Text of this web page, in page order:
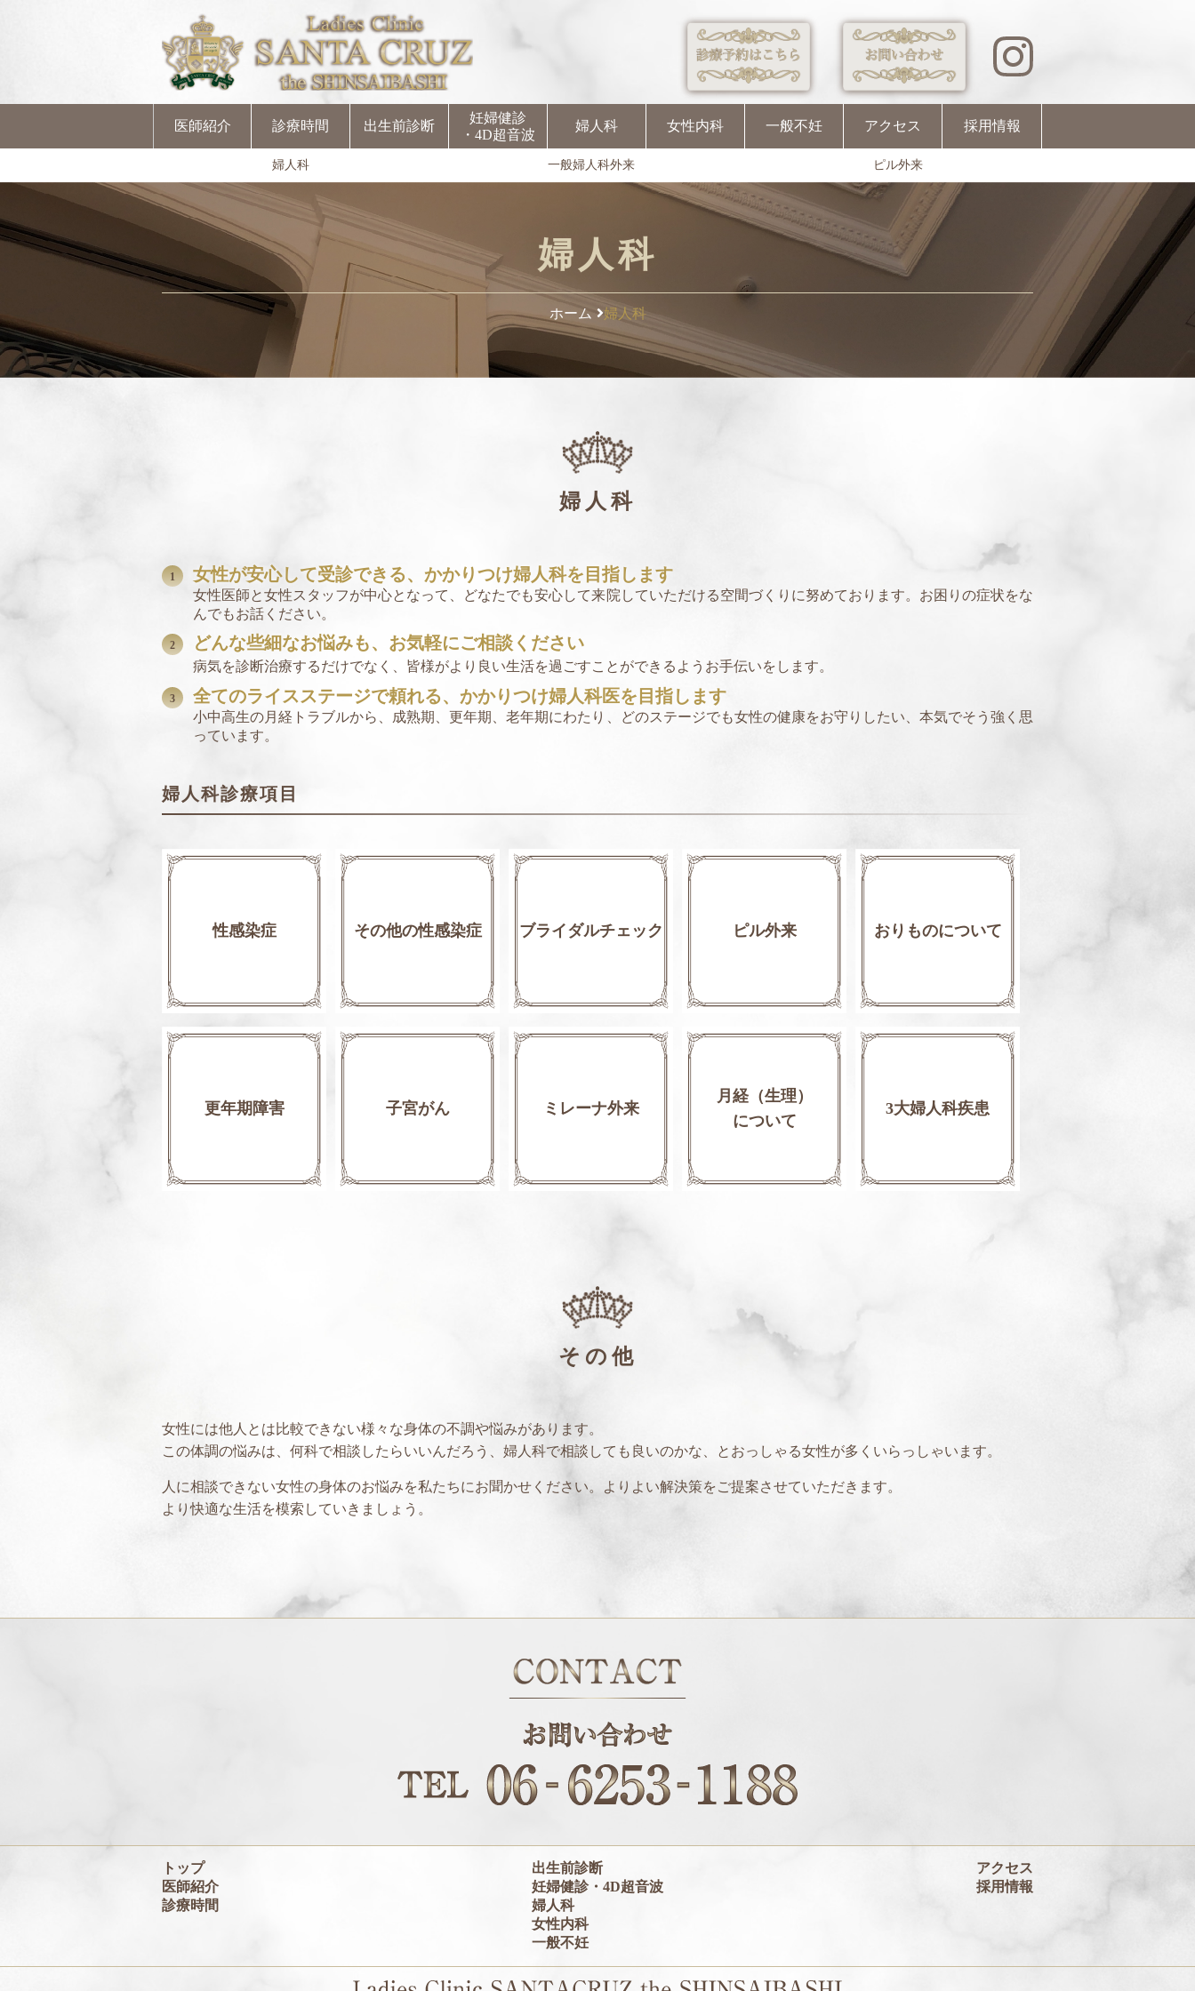
医師紹介 診療時間 出生前診断
妊婦健診
・4D超音波
婦人科 女性内科 一般不妊 アクセス 採用情報
婦人科 一般婦人科外来 ピル外来
婦人科
ホーム 婦人科
婦人科
女性が安心して受診できる、かかりつけ婦人科を目指します
女性医師と女性スタッフが中心となって、どなたでも安心して来院していただける空間づくりに努めております。お困りの症状をな
んでもお話ください。
どんな些細なお悩みも、お気軽にご相談ください
病気を診断治療するだけでなく、皆様がより良い生活を過ごすことができるようお手伝いをします。
全てのライスステージで頼れる、かかりつけ婦人科医を目指します
小中高生の月経トラブルから、成熟期、更年期、老年期にわたり、どのステージでも女性の健康をお守りしたい、本気でそう強く思
っています。
婦人科診療項目
性感染症 その他の性感染症 ブライダルチェック ピル外来 おりものについて
更年期障害 子宮がん ミレーナ外来
月経（生理）
について
3大婦人科疾患
その他
女性には他人とは比較できない様々な身体の不調や悩みがあります。
この体調の悩みは、何科で相談したらいいんだろう、婦人科で相談しても良いのかな、とおっしゃる女性が多くいらっしゃいます。
人に相談できない女性の身体のお悩みを私たちにお聞かせください。よりよい解決策をご提案させていただきます。
より快適な生活を模索していきましょう。
トップ
医師紹介
診療時間
出生前診断
妊婦健診・4D超音波
婦人科
女性内科
一般不妊
アクセス
採用情報